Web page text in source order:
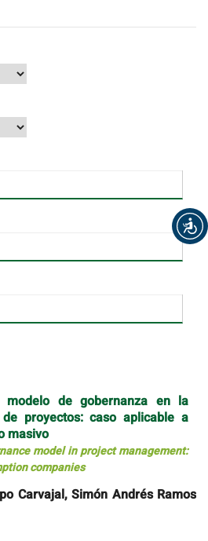
de gobernanza en la
proyectos: caso aplicable a
masivo
model in project management:
companies
Carvajal, Simón Andrés Ramos